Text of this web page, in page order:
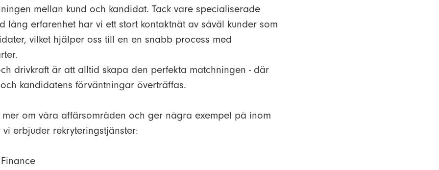
mellan kund och kandidat. Tack vare specialiserade
lång erfarenhet har vi ett stort kontaktnät av såväl kunder som
vilket hjälper oss till en en snabb process med
drivkraft är att alltid skapa den perfekta matchningen - där
kandidatens förväntningar överträffas.
om våra affärsområden och ger några exempel på inom
vi erbjuder rekryteringstjänster: